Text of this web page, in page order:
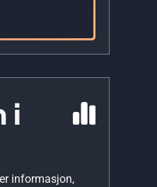
i
informasjon,